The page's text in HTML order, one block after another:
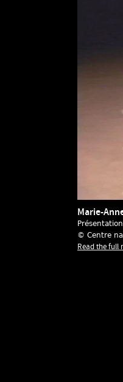
Marie-
© Centre
Read the full